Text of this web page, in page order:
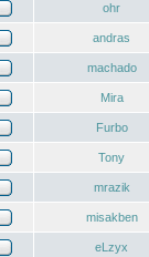
ohr
andras
machado
Mira
Furbo
Tony
mrazik
misakben
eLzyx